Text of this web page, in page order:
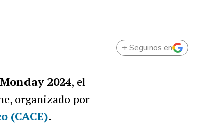
+ Seguinos en
2024, el
organizado por
(CACE).